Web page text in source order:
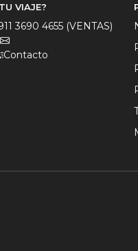
VIAJE?
3690 4655 (VENTAS)
Contacto